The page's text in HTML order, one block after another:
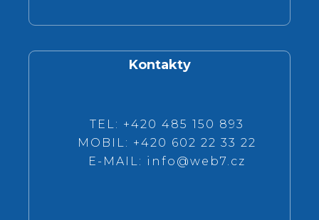
Kontakty
TEL: +420 485 150 893
MOBIL: +420 602 22 33 22
E-MAIL: info@web7.cz